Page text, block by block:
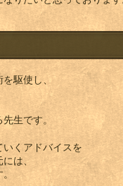
駆使し、
生です。
くアドバイスを
は、